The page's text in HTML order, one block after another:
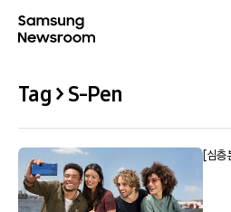
Tag > S-Pen
[심